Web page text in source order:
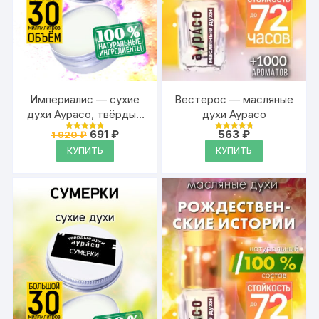
Империалис — сухие
духи Аурасо, твёрдые
духи, кремовые духи,
духи женские,
мужские, унисекс, 30
Оценка
из 5
1 920₽ Первоначальная
цена
составляла
1
691 ₽Текущая
КУПИТЬ
Вестерос — масляные
духи Аурасо
Оценка
из 5
563₽
КУПИТЬ